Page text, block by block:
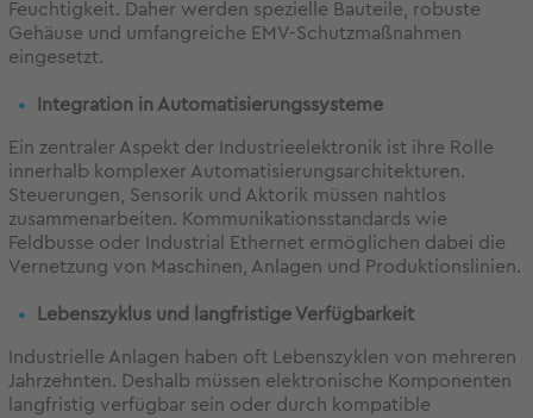
Feuchtigkeit. Daher werden spezielle Bauteile, robuste
Gehäuse und umfangreiche EMV-Schutzmaßnahmen
eingesetzt.
Integration in Automatisierungssysteme
Ein zentraler Aspekt der Industrieelektronik ist ihre Rolle
innerhalb komplexer Automatisierungsarchitekturen.
Steuerungen, Sensorik und Aktorik müssen nahtlos
zusammenarbeiten. Kommunikationsstandards wie
Feldbusse oder Industrial Ethernet ermöglichen dabei die
Vernetzung von Maschinen, Anlagen und Produktionslinien.
Lebenszyklus und langfristige Verfügbarkeit
Industrielle Anlagen haben oft Lebenszyklen von mehreren
Jahrzehnten. Deshalb müssen elektronische Komponenten
langfristig verfügbar sein oder durch kompatible